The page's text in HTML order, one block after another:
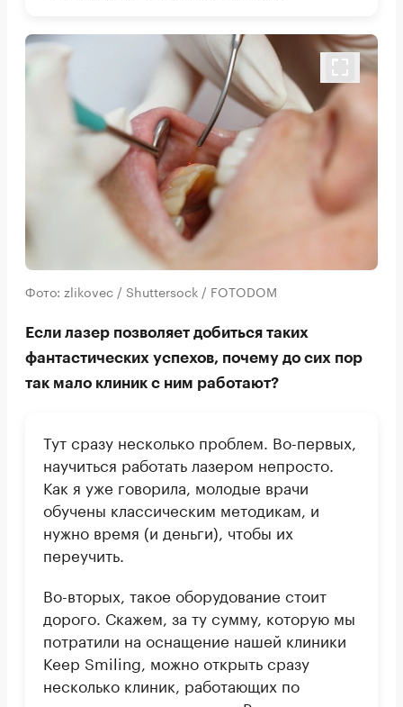
Фото: zlikovec / Shuttersock / FOTODOM
Если лазер позволяет добиться таких
фантастических успехов, почему до сих пор
так мало клиник с ним работают?
Тут сразу несколько проблем. Во-первых,
научиться работать лазером непросто.
Как я уже говорила, молодые врачи
обучены классическим методикам, и
нужно время (и деньги), чтобы их
переучить.
Во-вторых, такое оборудование стоит
дорого. Скажем, за ту сумму, которую мы
потратили на оснащение нашей клиники
Keep Smiling, можно открыть сразу
несколько клиник, работающих по